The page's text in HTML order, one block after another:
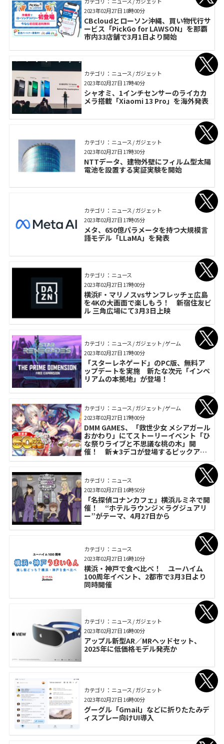
CBcloudとローソン沖縄、買い物代行サ
ービス「PickGo for LAWSON」を那覇
市内33店舗で3月1日より開始
2023年02月27日 18時00分
カテゴリ： ニュース / ガジェット
シャオミ、1インチセンサーのライカカ
メラ搭載「Xiaomi 13 Pro」を海外発表
2023年02月27日 17時40分
カテゴリ： ニュース / ガジェット
NTTデータ、建物外壁にフィルム型太陽
電池を設置する実証実験を開始
2023年02月27日 17時30分
カテゴリ： ニュース / ガジェット
メタ、650億パラメータを持つ大規模言
語モデル「LLaMA」を発表
2023年02月27日 17時05分
カテゴリ： ニュース
横浜F・マリノスvsサンフレッチェ広島
を4Kの大画面で楽しもう！ 新宿住友ビ
ル 三角広場にて3月3日上映
2023年02月27日 17時00分
カテゴリ： ニュース / ガジェット / ゲーム
「スターレネゲード」のPC版、無料ア
ップデートを実施 新たな次元「インペ
リアムの本拠地」が登場！
2023年02月27日 17時00分
カテゴリ： ニュース / ガジェット / ゲーム
DMM GAMES、「救世少女 メシアガール
おかわり」にてストーリーイベント「ひ
な祭りライブと不思議な桃の木」開
催！ 新★3デコが登場するピックアッ
プガチャも開催
2023年02月27日 17時00分
カテゴリ： ニュース
「名探偵コナンカフェ」横浜ルミネで開
催！ “ホテルラウンジ×ラグジュアリ
ー”がテーマ、4月27日から
2023年02月27日 16時50分
カテゴリ： ニュース
横浜・神戸で食べ比べ！ ユーハイム
100周年イベント、2都市で3月3日より
同時開催
2023年02月27日 16時10分
カテゴリ： ニュース / ガジェット
アップル新型AR／MRヘッドセット、
2025年に低価格モデル発売か
2023年02月27日 16時00分
カテゴリ： ニュース / ガジェット
グーグル「Gmail」などに折りたたみデ
ィスプレー向けUI導入
2023年02月27日 16時00分